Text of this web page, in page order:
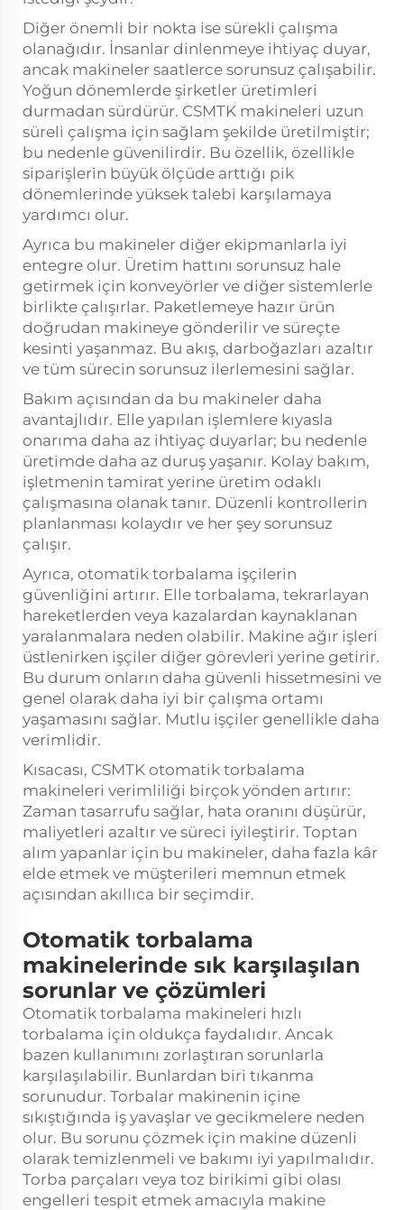
Diğer önemli bir nokta ise sürekli çalışma
olanağıdır. İnsanlar dinlenmeye ihtiyaç duyar,
ancak makineler saatlerce sorunsuz çalışabilir.
Yoğun dönemlerde şirketler üretimleri
durmadan sürdürür. CSMTK makineleri uzun
süreli çalışma için sağlam şekilde üretilmiştir;
bu nedenle güvenilirdir. Bu özellik, özellikle
siparişlerin büyük ölçüde arttığı pik
dönemlerinde yüksek talebi karşılamaya
yardımcı olur.
Ayrıca bu makineler diğer ekipmanlarla iyi
entegre olur. Üretim hattını sorunsuz hale
getirmek için konveyörler ve diğer sistemlerle
birlikte çalışırlar. Paketlemeye hazır ürün
doğrudan makineye gönderilir ve süreçte
kesinti yaşanmaz. Bu akış, darboğazları azaltır
ve tüm sürecin sorunsuz ilerlemesini sağlar.
Bakım açısından da bu makineler daha
avantajlıdır. Elle yapılan işlemlere kıyasla
onarıma daha az ihtiyaç duyarlar; bu nedenle
üretimde daha az duruş yaşanır. Kolay bakım,
işletmenin tamirat yerine üretim odaklı
çalışmasına olanak tanır. Düzenli kontrollerin
planlanması kolaydır ve her şey sorunsuz
çalışır.
Ayrıca, otomatik torbalama işçilerin
güvenliğini artırır. Elle torbalama, tekrarlayan
hareketlerden veya kazalardan kaynaklanan
yaralanmalara neden olabilir. Makine ağır işleri
üstlenirken işçiler diğer görevleri yerine getirir.
Bu durum onların daha güvenli hissetmesini ve
genel olarak daha iyi bir çalışma ortamı
yaşamasını sağlar. Mutlu işçiler genellikle daha
verimlidir.
Kısacası, CSMTK otomatik torbalama
makineleri verimliliği birçok yönden artırır:
Zaman tasarrufu sağlar, hata oranını düşürür,
maliyetleri azaltır ve süreci iyileştirir. Toptan
alım yapanlar için bu makineler, daha fazla kâr
elde etmek ve müşterileri memnun etmek
açısından akıllıca bir seçimdir.
Otomatik torbalama
makinelerinde sık karşılaşılan
sorunlar ve çözümleri
Otomatik torbalama makineleri hızlı
torbalama için oldukça faydalıdır. Ancak
bazen kullanımını zorlaştıran sorunlarla
karşılaşılabilir. Bunlardan biri tıkanma
sorunudur. Torbalar makinenin içine
sıkıştığında iş yavaşlar ve gecikmelere neden
olur. Bu sorunu çözmek için makine düzenli
olarak temizlenmeli ve bakımı iyi yapılmalıdır.
Torba parçaları veya toz birikimi gibi olası
engelleri tespit etmek amacıyla makine